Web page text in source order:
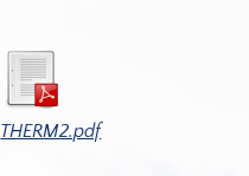
THERM2.pdf